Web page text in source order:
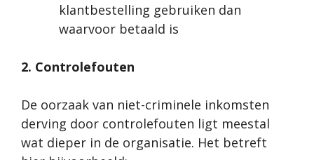
klantbestelling gebruiken dan
waarvoor betaald is
2. Controlefouten
De oorzaak van niet-criminele inkomsten
derving door controlefouten ligt meestal
wat dieper in de organisatie. Het betreft